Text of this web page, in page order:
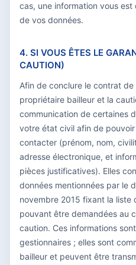
cas, une information vous
de vos données.
4. SI VOUS ÊTES LE
CAUTION)
Afin de conclure le contrat
propriétaire bailleur et la
communication de certaines
votre état civil afin de
contacter (prénom, nom,
adresse électronique, et
pièces justificatives). Elles
données mentionnées par le
novembre 2015 fixant la liste
pouvant être demandées au
caution. Ces informations
gestionnaires ; elles sont
bailleur et peuvent être